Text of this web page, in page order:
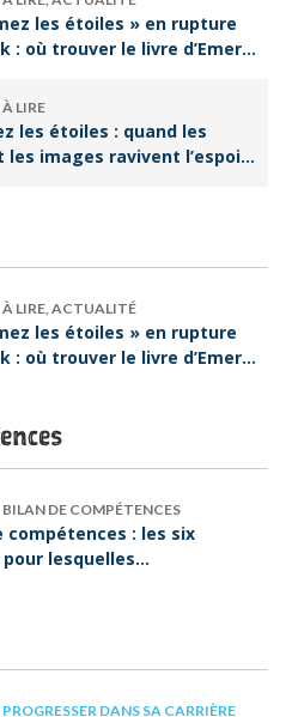
les étoiles » en rupture
: où trouver le livre d’Emeric
À LIRE
les étoiles : quand les
les images ravivent l’espoir
À LIRE, ACTUALITÉ
les étoiles » en rupture
: où trouver le livre d’Emeric
BILAN DE COMPÉTENCES
compétences : les six
lesquelles
PROGRESSER DANS SA CARRIÈRE